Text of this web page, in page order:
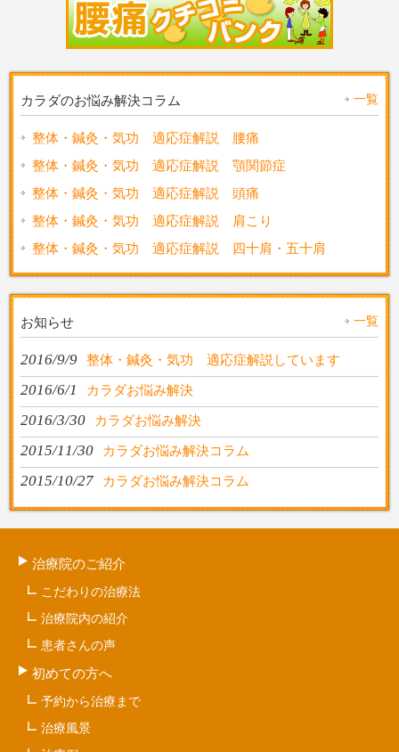
カラダのお悩み解決コラム 一覧
整体・鍼灸・気功 適応症解説 腰痛
整体・鍼灸・気功 適応症解説 顎関節症
整体・鍼灸・気功 適応症解説 頭痛
整体・鍼灸・気功 適応症解説 肩こり
整体・鍼灸・気功 適応症解説 四十肩・五十肩
お知らせ 一覧
2016/9/9 整体・鍼灸・気功 適応症解説しています
2016/6/1 カラダお悩み解決
2016/3/30 カラダお悩み解決
2015/11/30 カラダお悩み解決コラム
2015/10/27 カラダお悩み解決コラム
治療院のご紹介
こだわりの治療法
治療院内の紹介
患者さんの声
初めての方へ
予約から治療まで
治療風景